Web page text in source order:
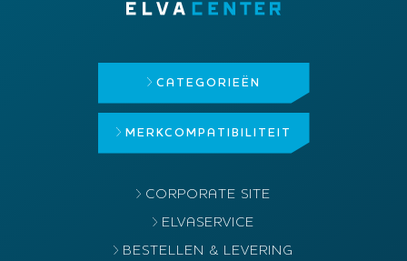
CATEGORIEËN
MERKCOMPATIBILITEIT
CORPORATE SITE
ELVASERVICE
BESTELLEN & LEVERING